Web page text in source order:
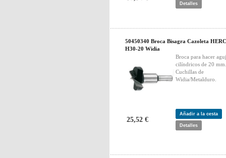
Detalles
50450340 Broca Bisagra Cazoleta
H30-20 Widia
Broca para hacer
cilíndricos de 20 mm.
Cuchillas de
Widia/Metalduro.
25,52 €
Añadir a la cesta
Detalles